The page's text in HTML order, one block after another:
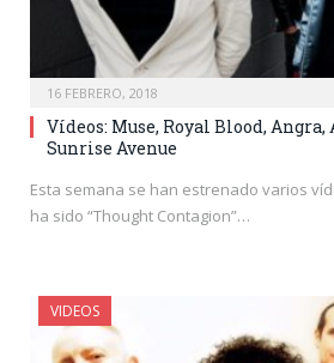
16 FEBRERO, 2018
Vídeos: Muse, Royal Blood,
Sunrise Avenue
Esta semana se han estrenado varios
ha sido “Thought Contagion”…
VIDEOS